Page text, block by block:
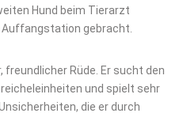
Hund beim Tierarzt
Auffangstation gebracht.
Rüde. Er sucht den
und spielt sehr
die er durch